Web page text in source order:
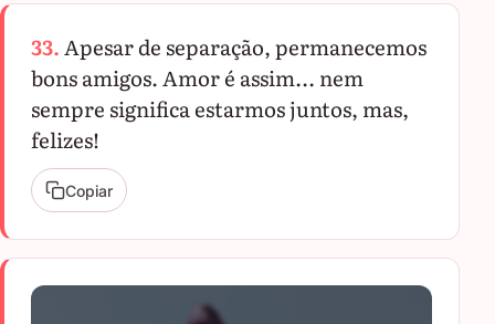
33.Apesar de separação, permanecemos
bons amigos. Amor é assim... nem
sempre significa estarmos juntos, mas,
felizes!
Copiar